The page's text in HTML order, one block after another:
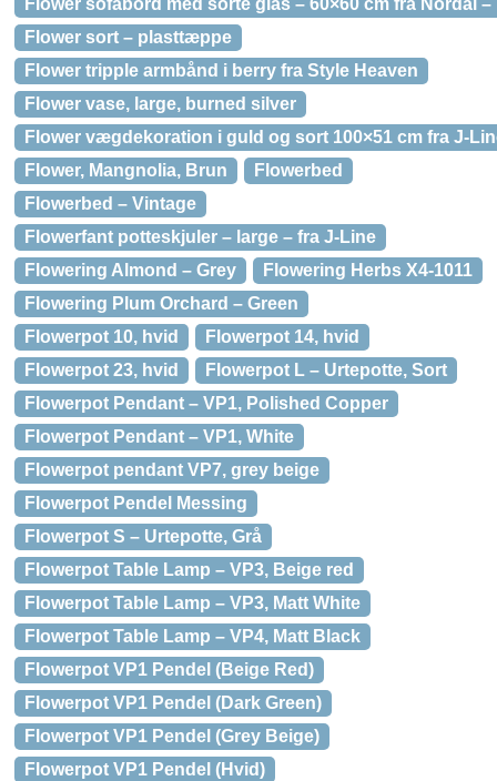
Flower sofabord med sorte glas – 60×60 cm fra Nordal
Flower sort – plasttæppe
Flower tripple armbånd i berry fra Style Heaven
Flower vase, large, burned silver
Flower vægdekoration i guld og sort 100×51 cm fra J-
Flower, Mangnolia, Brun
Flowerbed
Flowerbed – Vintage
Flowerfant potteskjuler – large – fra J-Line
Flowering Almond – Grey
Flowering Herbs X4-1011
Flowering Plum Orchard – Green
Flowerpot 10, hvid
Flowerpot 14, hvid
Flowerpot 23, hvid
Flowerpot L – Urtepotte, Sort
Flowerpot Pendant – VP1, Polished Copper
Flowerpot Pendant – VP1, White
Flowerpot pendant VP7, grey beige
Flowerpot Pendel Messing
Flowerpot S – Urtepotte, Grå
Flowerpot Table Lamp – VP3, Beige red
Flowerpot Table Lamp – VP3, Matt White
Flowerpot Table Lamp – VP4, Matt Black
Flowerpot VP1 Pendel (Beige Red)
Flowerpot VP1 Pendel (Dark Green)
Flowerpot VP1 Pendel (Grey Beige)
Flowerpot VP1 Pendel (Hvid)